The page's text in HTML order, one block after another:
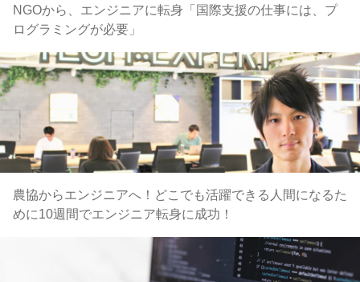
NGOから、エンジニアに転身「国際支援の仕事には、プ
ログラミングが必要」
農協からエンジニアへ！どこでも活躍できる人間になるた
めに10週間でエンジニア転身に成功！